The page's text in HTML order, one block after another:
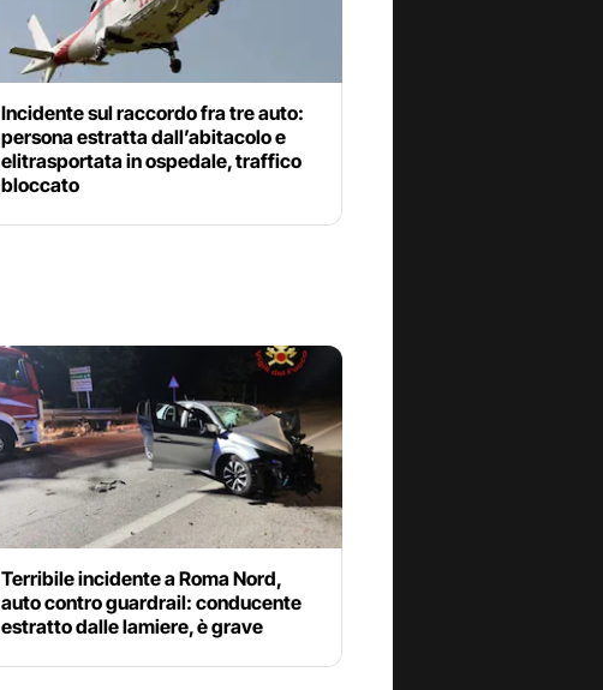
Incidente sul raccordo fra tre auto:
persona estratta dall’abitacolo e
elitrasportata in ospedale, traffico
bloccato
Terribile incidente a Roma Nord,
auto contro guardrail: conducente
estratto dalle lamiere, è grave